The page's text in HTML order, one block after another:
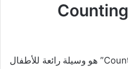
ميزات تطبيق “123 Counting